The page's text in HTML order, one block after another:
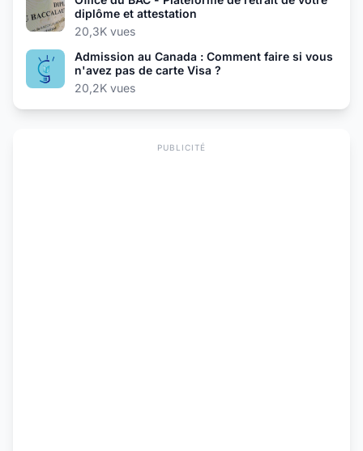
diplôme et attestation
20,3K vues
Admission au Canada : Comment faire si vous
n'avez pas de carte Visa ?
20,2K vues
PUBLICITÉ